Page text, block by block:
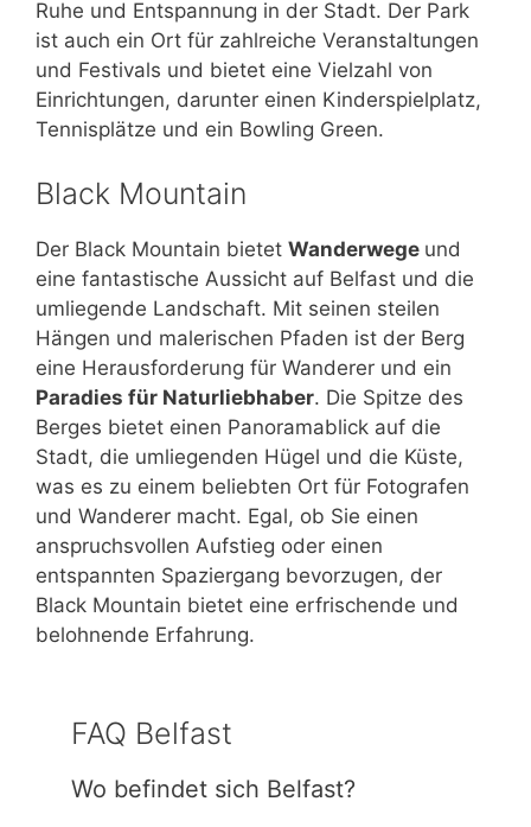
Ruhe und Entspannung in der Stadt. Der Park
ist auch ein Ort für zahlreiche Veranstaltungen
und Festivals und bietet eine Vielzahl von
Einrichtungen, darunter einen Kinderspielplatz,
Tennisplätze und ein Bowling Green.
Black Mountain
Der Black Mountain bietet Wanderwege und
eine fantastische Aussicht auf Belfast und die
umliegende Landschaft. Mit seinen steilen
Hängen und malerischen Pfaden ist der Berg
eine Herausforderung für Wanderer und ein
Paradies für Naturliebhaber. Die Spitze des
Berges bietet einen Panoramablick auf die
Stadt, die umliegenden Hügel und die Küste,
was es zu einem beliebten Ort für Fotografen
und Wanderer macht. Egal, ob Sie einen
anspruchsvollen Aufstieg oder einen
entspannten Spaziergang bevorzugen, der
Black Mountain bietet eine erfrischende und
belohnende Erfahrung.
FAQ Belfast
Wo befindet sich Belfast?